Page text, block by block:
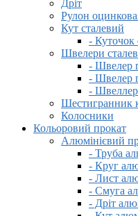
Дріт
Рулон
Кут сталевий
- Куточок
Швелери
- Швелер
- Швелер
-
Шестигранник
Колосники
Кольоровий прокат
Алюмінієвий
- Труба
- Круг
- Лист
- Смуга
- Дріт